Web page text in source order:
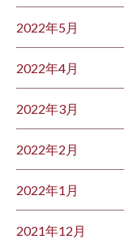
2022年5月
2022年4月
2022年3月
2022年2月
2022年1月
2021年12月